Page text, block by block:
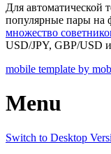
Для автоматической
популярные пары на
множество
USD/JPY, GBP/USD
mobile template by
Menu
Switch to Desktop